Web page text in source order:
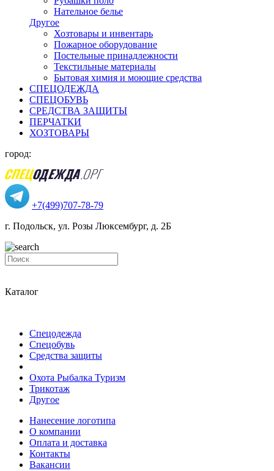
Нательное белье
Другое
Хозтовары и инвентарь
Пожарное оборудование
Постельные принадлежности
Текстильные материалы
Бытовая химия и моющие средства
СПЕЦОДЕЖДА
СПЕЦОБУВЬ
СРЕДСТВА ЗАЩИТЫ
ПЕРЧАТКИ
ХОЗТОВАРЫ
город:
+7(499)707-78-79
г. Подольск, ул. Розы Люксембург, д. 2Б
Каталог
Спецодежда
Спецобувь
Средства защиты
Охота Рыбалка Туризм
Трикотаж
Другое
Нанесение логотипа
О компании
Оплата и доставка
Контакты
Вакансии